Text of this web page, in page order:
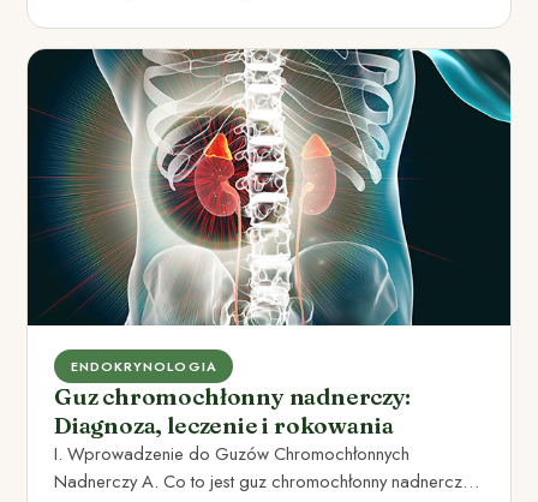
ENDOKRYNOLOGIA
Guz chromochłonny nadnerczy:
Diagnoza, leczenie i rokowania
I. Wprowadzenie do Guzów Chromochłonnych
Nadnerczy A. Co to jest guz chromochłonny nadnerczy?